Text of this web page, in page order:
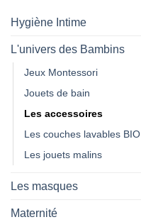
Hygiène Intime
L'univers des Bambins
Jeux Montessori
Jouets de bain
Les accessoires
Les couches lavables BIO
Les jouets malins
Les masques
Maternité